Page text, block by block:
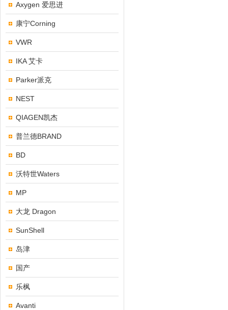
Axygen 爱思进
康宁Corning
VWR
IKA 艾卡
Parker派克
NEST
QIAGEN凯杰
普兰德BRAND
BD
沃特世Waters
MP
大龙 Dragon
SunShell
岛津
国产
乐枫
Avanti